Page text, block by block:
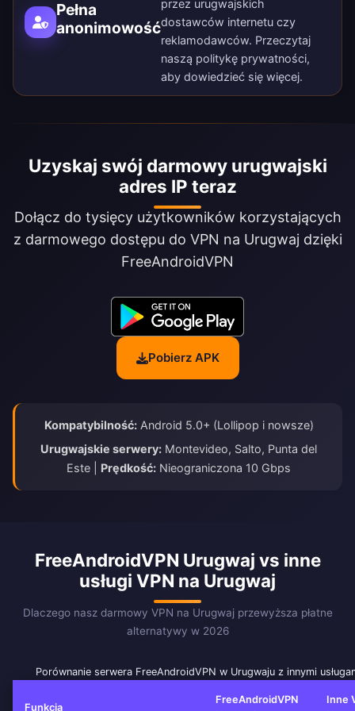
Pełna
anonimowość
przez urugwajskich
dostawców internetu czy
reklamodawców. Przeczytaj
naszą politykę prywatności,
aby dowiedzieć się więcej.
Uzyskaj swój darmowy urugwajski
adres IP teraz
Dołącz do tysięcy użytkowników korzystających
z darmowego dostępu do VPN na Urugwaj dzięki
FreeAndroidVPN
Pobierz APK
Kompatybilność:Android 5.0+ (Lollipop i nowsze)
Urugwajskie serwery: Montevideo, Salto, Punta del
Este | Prędkość: Nieograniczona 10 Gbps
FreeAndroidVPN Urugwaj vs inne
usługi VPN na Urugwaj
Dlaczego nasz darmowy VPN na Urugwaj przewyższa płatne
alternatywy w 2026
Porównanie serwera FreeAndroidVPN w Urugwaju z innymi
Funkcja
FreeAndroidVPN
Inne